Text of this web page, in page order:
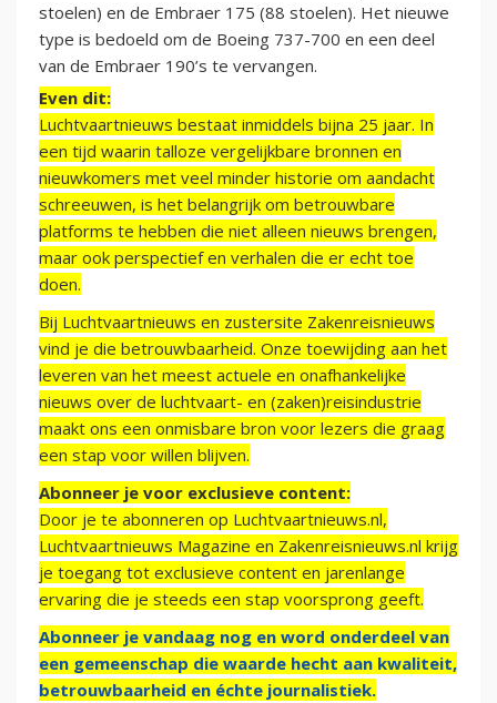
stoelen) en de Embraer 175 (88 stoelen). Het nieuwe
type is bedoeld om de Boeing 737-700 en een deel
van de Embraer 190’s te vervangen.
Even dit:
Luchtvaartnieuws bestaat inmiddels bijna 25 jaar. In
een tijd waarin talloze vergelijkbare bronnen en
nieuwkomers met veel minder historie om aandacht
schreeuwen, is het belangrijk om betrouwbare
platforms te hebben die niet alleen nieuws brengen,
maar ook perspectief en verhalen die er echt toe
doen.
Bij Luchtvaartnieuws en zustersite Zakenreisnieuws
vind je die betrouwbaarheid. Onze toewijding aan het
leveren van het meest actuele en onafhankelijke
nieuws over de luchtvaart- en (zaken)reisindustrie
maakt ons een onmisbare bron voor lezers die graag
een stap voor willen blijven.
Abonneer je voor exclusieve content:
Door je te abonneren op Luchtvaartnieuws.nl,
Luchtvaartnieuws Magazine en Zakenreisnieuws.nl krijg
je toegang tot exclusieve content en jarenlange
ervaring die je steeds een stap voorsprong geeft.
Abonneer je vandaag nog en word onderdeel van
een gemeenschap die waarde hecht aan kwaliteit,
betrouwbaarheid en échte journalistiek.